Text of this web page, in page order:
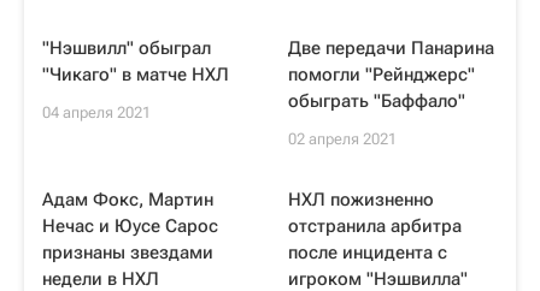
"Нэшвилл" обыграл
"Чикаго" в матче НХЛ
04 апреля 2021
Две передачи Панарина
помогли "Рейнджерс"
обыграть "Баффало"
02 апреля 2021
Адам Фокс, Мартин
Нечас и Юусе Сарос
признаны звездами
недели в НХЛ
НХЛ пожизненно
отстранила арбитра
после инцидента с
игроком "Нэшвилла"